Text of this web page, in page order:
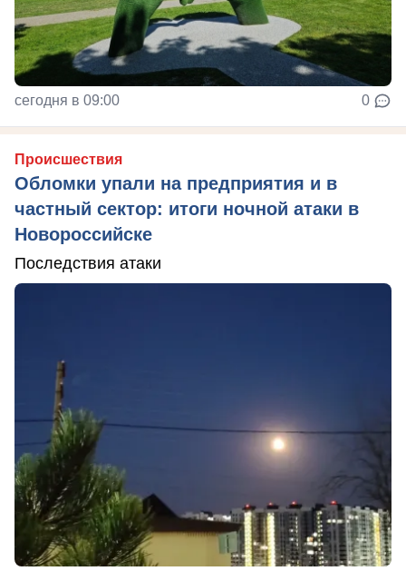
сегодня в 09:00 0
Происшествия
Обломки упали на предприятия и в
частный сектор: итоги ночной атаки в
Новороссийске
Последствия атаки